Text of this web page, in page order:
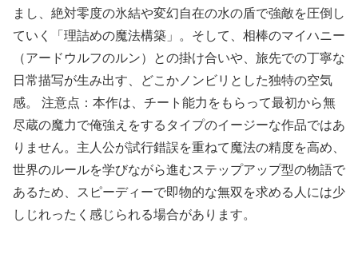
まし、絶対零度の氷結や変幻自在の水の盾で強敵を圧倒し
ていく「理詰めの魔法構築」。そして、相棒のマイハニー
（アードウルフのルン）との掛け合いや、旅先での丁寧な
日常描写が生み出す、どこかノンビリとした独特の空気
感。 注意点：本作は、チート能力をもらって最初から無
尽蔵の魔力で俺強えをするタイプのイージーな作品ではあ
りません。主人公が試行錯誤を重ねて魔法の精度を高め、
世界のルールを学びながら進むステップアップ型の物語で
あるため、スピーディーで即物的な無双を求める人には少
しじれったく感じられる場合があります。